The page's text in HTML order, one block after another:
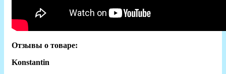
Отзывы о товаре:
Konstantin